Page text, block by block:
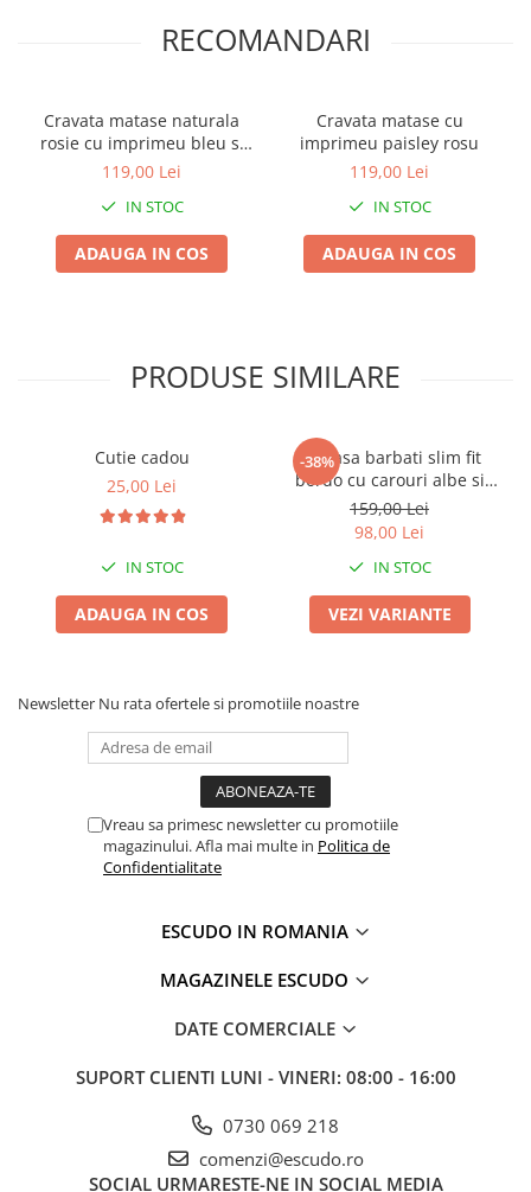
RECOMANDARI
Cravata matase naturala
rosie cu imprimeu bleu si
bej
119,00 Lei
IN STOC
ADAUGA IN COS
Cravata matase cu
imprimeu paisley rosu
119,00 Lei
IN STOC
ADAUGA IN COS
PRODUSE SIMILARE
Cutie cadou
25,00 Lei
IN STOC
ADAUGA IN COS
-38%
Camasa barbati slim fit
bordo cu carouri albe si
bleumarin
159,00 Lei
98,00 Lei
IN STOC
VEZI VARIANTE
Newsletter Nu rata ofertele si promotiile noastre
Vreau sa primesc newsletter cu promotiile
magazinului. Afla mai multe in Politica de
Confidentialitate
ESCUDO IN ROMANIA
MAGAZINELE ESCUDO
DATE COMERCIALE
SUPORT CLIENTI LUNI - VINERI: 08:00 - 16:00
0730 069 218
comenzi@escudo.ro
SOCIAL URMARESTE-NE IN SOCIAL MEDIA